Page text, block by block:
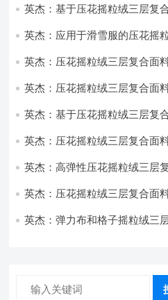
英杰：基于压花摇粒绒三层复
英杰：应用于滑雪服的压花摇
英杰：压花摇粒绒三层复合面
英杰：压花摇粒绒三层复合面
英杰：基于压花摇粒绒三层复
英杰：压花摇粒绒三层复合面
英杰：高弹性压花摇粒绒三层
英杰：压花摇粒绒三层复合面
英杰：弹力布和格子摇粒绒三